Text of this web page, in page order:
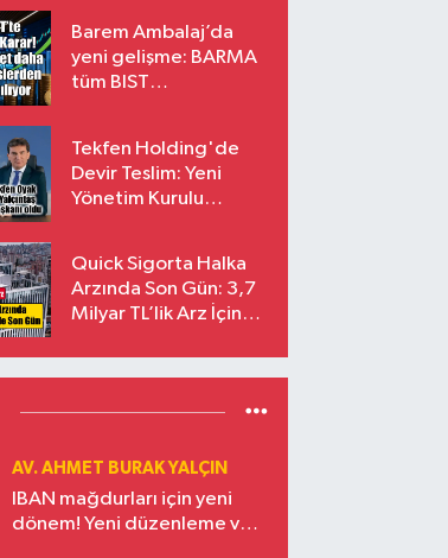
Barem Ambalaj’da
yeni gelişme: BARMA
tüm BIST
Tekfen Holding'de
Devir Teslim: Yeni
Yönetim Kurulu
Quick Sigorta Halka
Arzında Son Gün: 3,7
Milyar TL’lik Arz İçin
Eriyor
AV. AHMET BURAK YALÇIN
IBAN mağdurları için yeni
dönem! Yeni düzenleme ve